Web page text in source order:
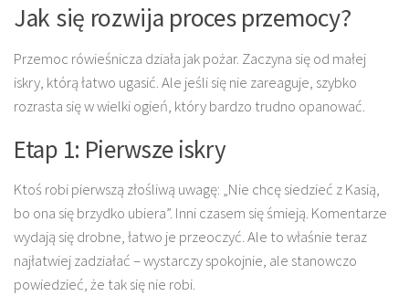
Jak się rozwija proces przemocy?
Przemoc rówieśnicza działa jak pożar. Zaczyna się od małej
iskry, którą łatwo ugasić. Ale jeśli się nie zareaguje, szybko
rozrasta się w wielki ogień, który bardzo trudno opanować.
Etap 1: Pierwsze iskry
Ktoś robi pierwszą złośliwą uwagę: „Nie chcę siedzieć z Kasią,
bo ona się brzydko ubiera”. Inni czasem się śmieją. Komentarze
wydają się drobne, łatwo je przeoczyć. Ale to właśnie teraz
najłatwiej zadziałać – wystarczy spokojnie, ale stanowczo
powiedzieć, że tak się nie robi.